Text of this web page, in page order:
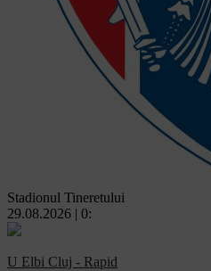
Stadionul Tineretului
29.08.2026 | 0:
U Elbi Cluj - Rapid